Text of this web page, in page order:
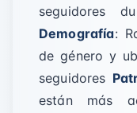
seguidores
Demografía:
de género y
seguidores
están más